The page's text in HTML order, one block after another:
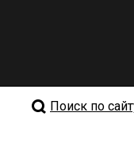
Поиск по